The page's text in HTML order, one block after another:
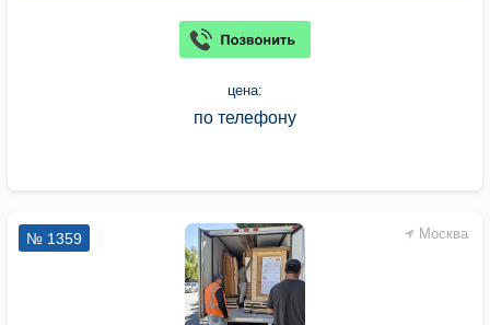
цена:
по телефону
Москва
№ 1359